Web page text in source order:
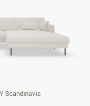
Scandinavia